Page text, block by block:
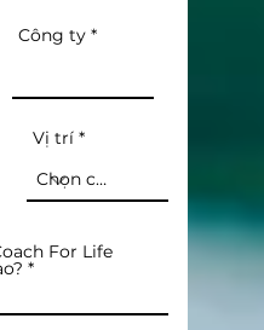
Công ty
For Life
Vị trí